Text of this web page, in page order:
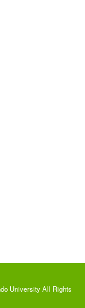
University All Rights